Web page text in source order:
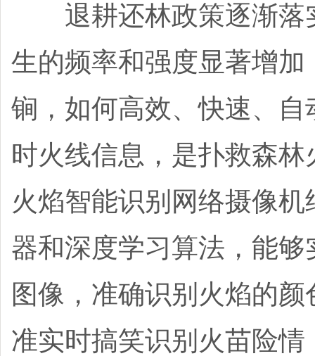
退耕还林政策逐渐落
生的频率和强度显著增
锏，如何高效、快速、
时火线信息，是扑救森
火焰智能识别网络摄像
器和深度学习算法，能
图像，准确识别火焰的
准实时搞笑识别火苗险